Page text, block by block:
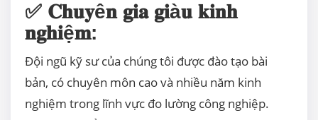
✅ 𝐂𝐡𝐮𝐲ê𝐧 𝐠𝐢𝐚 𝐠𝐢à𝐮 𝐤𝐢𝐧𝐡
𝐧𝐠𝐡𝐢ệ𝐦:
Đội ngũ kỹ sư của chúng tôi được đào tạo bài
bản, có chuyên môn cao và nhiều năm kinh
nghiệm trong lĩnh vực đo lường công nghiệp.